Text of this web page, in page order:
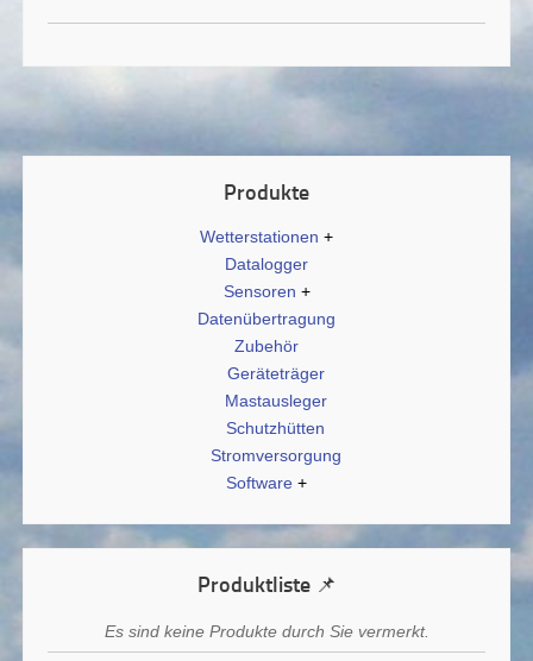
Produkte
Wetterstationen
Datalogger
Sensoren
Datenübertragung
Zubehör
Geräteträger
Mastausleger
Schutzhütten
Stromversorgung
Software
Produktliste 📌
Es sind keine Produkte durch Sie vermerkt.